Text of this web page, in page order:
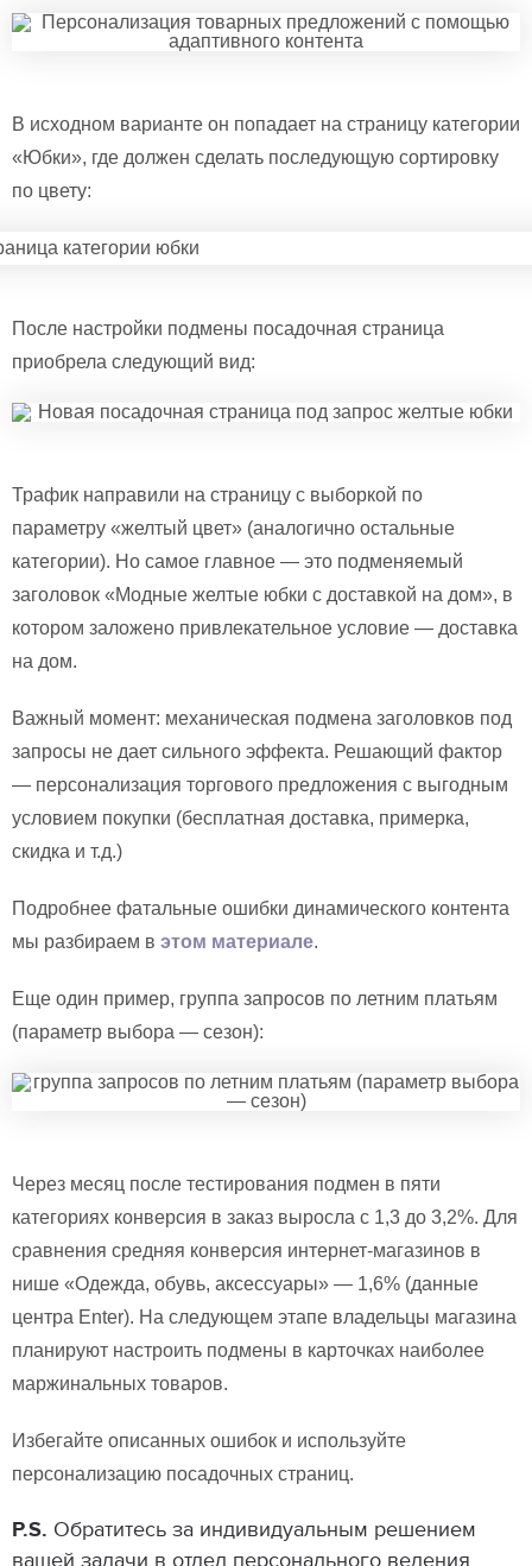
В исходном варианте он попадает на страницу категории
«Юбки», где должен сделать последующую сортировку
по цвету:
После настройки подмены посадочная страница
приобрела следующий вид:
Трафик направили на страницу с выборкой по
параметру «желтый цвет» (аналогично остальные
категории). Но самое главное — это подменяемый
заголовок «Модные желтые юбки с доставкой на дом», в
котором заложено привлекательное условие — доставка
на дом.
Важный момент: механическая подмена заголовков под
запросы не дает сильного эффекта. Решающий фактор
— персонализация торгового предложения с выгодным
условием покупки (бесплатная доставка, примерка,
скидка и т.д.)
Подробнее фатальные ошибки динамического контента
мы разбираем в этом материале.
Еще один пример, группа запросов по летним платьям
(параметр выбора — сезон):
Через месяц после тестирования подмен в пяти
категориях конверсия в заказ выросла с 1,3 до 3,2%. Для
сравнения средняя конверсия интернет-магазинов в
нише «Одежда, обувь, аксессуары» — 1,6% (данные
центра Enter). На следующем этапе владельцы магазина
планируют настроить подмены в карточках наиболее
маржинальных товаров.
Избегайте описанных ошибок и используйте
персонализацию посадочных страниц.
P.S. Обратитесь за индивидуальным решением
вашей задачи в отдел персонального ведения